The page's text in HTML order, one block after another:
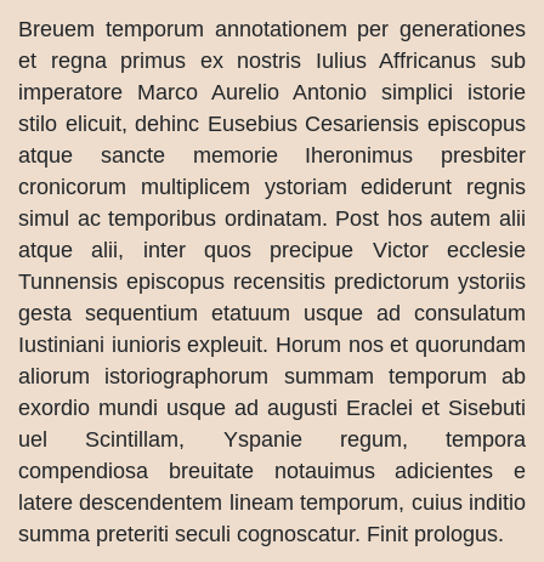
Breuem temporum annotationem per generationes
et regna primus ex nostris Iulius Affricanus sub
imperatore Marco Aurelio Antonio simplici istorie
stilo elicuit, dehinc Eusebius Cesariensis episcopus
atque sancte memorie Iheronimus presbiter
cronicorum multiplicem ystoriam ediderunt regnis
simul ac temporibus ordinatam. Post hos autem alii
atque alii, inter quos precipue Victor ecclesie
Tunnensis episcopus recensitis predictorum ystoriis
gesta sequentium etatuum usque ad consulatum
Iustiniani iunioris expleuit. Horum nos et quorundam
aliorum istoriographorum summam temporum ab
exordio mundi usque ad augusti Eraclei et Sisebuti
uel Scintillam, Yspanie regum, tempora
compendiosa breuitate notauimus adicientes e
latere descendentem lineam temporum, cuius inditio
summa preteriti seculi cognoscatur. Finit prologus.